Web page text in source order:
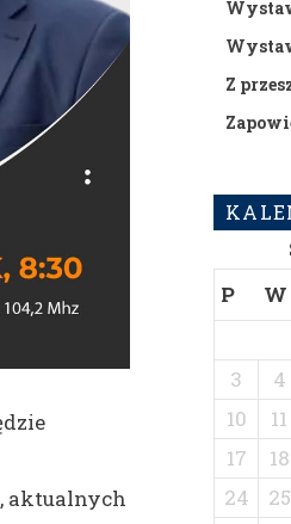
aktualnych
Z
P
W
3
4
10
11
17
18
24
25